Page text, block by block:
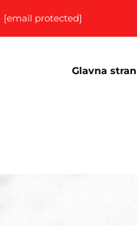
[email protected]
Glavna